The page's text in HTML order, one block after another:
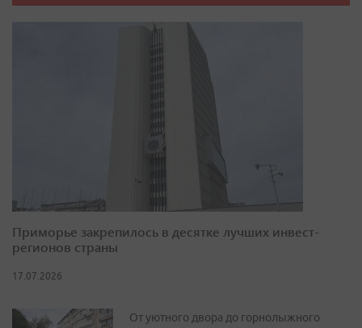
Приморье закрепилось в десятке лучших инвест-
регионов страны
17.07.2026
От уютного двора до горнолыжного